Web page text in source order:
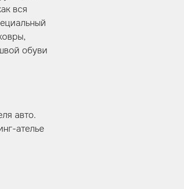
вся
обуви
авто.
ателье